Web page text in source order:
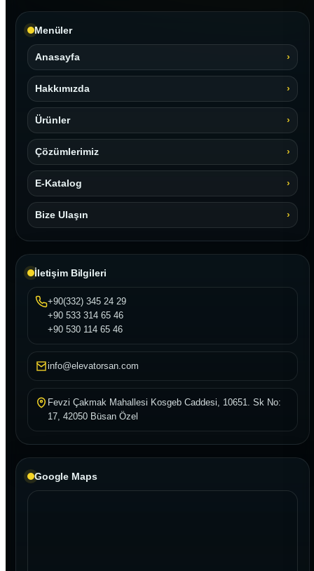
Menüler
Anasayfa
Hakkımızda
Ürünler
Çözümlerimiz
E-Katalog
Bize Ulaşın
İletişim Bilgileri
+90(332) 345 24 29
+90 533 314 65 46
+90 530 114 65 46
info@elevatorsan.com
Fevzi Çakmak Mahallesi Kosgeb Caddesi, 10651. Sk No:
17, 42050 Büsan Özel
Google Maps